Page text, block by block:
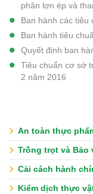
phân lợn ép và
Ban hành các tiêu
Ban hành tiêu
Quyết định ban
Tiêu chuẩn cơ sở
2 năm 2016
An toàn thực
Trồng trọt và Bảo
Cải cách hành
Kiểm dịch thực